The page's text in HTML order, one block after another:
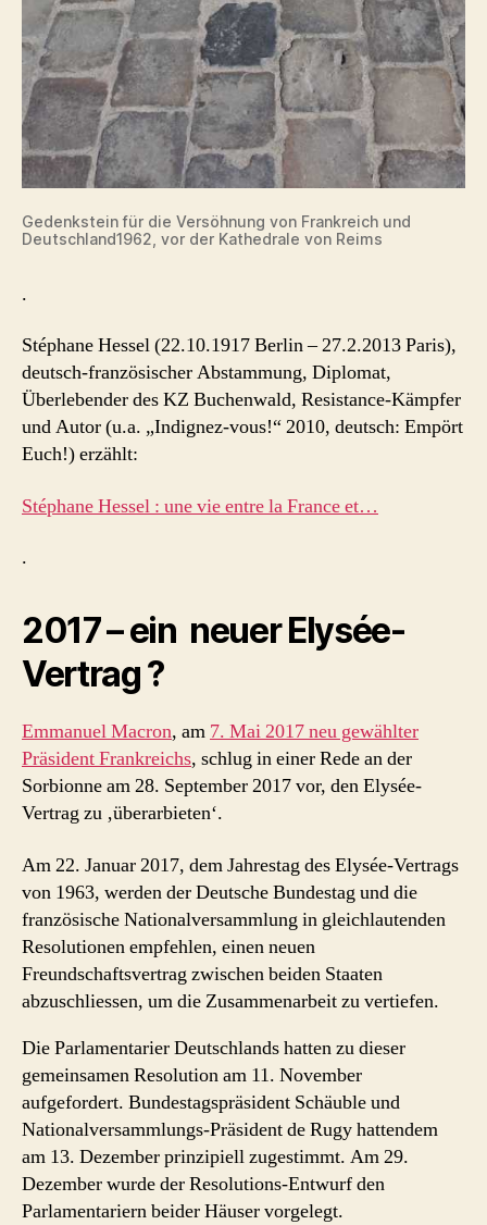
Gedenkstein für die Versöhnung von Frankreich und
Deutschland1962, vor der Kathedrale von Reims
.
Stéphane Hessel (22.10.1917 Berlin – 27.2.2013 Paris),
deutsch-französischer Abstammung, Diplomat,
Überlebender des KZ Buchenwald, Resistance-Kämpfer
und Autor (u.a. „Indignez-vous!“ 2010, deutsch: Empört
Euch!) erzählt:
Stéphane Hessel : une vie entre la France et…
.
2017 – ein neuer Elysée-
Vertrag ?
Emmanuel Macron, am 7. Mai 2017 neu gewählter
Präsident Frankreichs, schlug in einer Rede an der
Sorbionne am 28. September 2017 vor, den Elysée-
Vertrag zu ‚überarbieten‘.
Am 22. Januar 2017, dem Jahrestag desElysée-Vertrags
von 1963, werden der Deutsche Bundestag und die
französische Nationalversammlung in gleichlautenden
Resolutionen empfehlen, einen neuen
Freundschaftsvertrag zwischen beiden Staaten
abzuschliessen, um die Zusammenarbeit zu vertiefen.
Die Parlamentarier Deutschlands hatten zu dieser
gemeinsamen Resolution am 11. November
aufgefordert. Bundestagspräsident Schäuble und
Nationalversammlungs-Präsident de Rugy hattendem
am 13. Dezember prinzipiell zugestimmt. Am 29.
Dezember wurde der Resolutions-Entwurf den
Parlamentariern beider Häuser vorgelegt.